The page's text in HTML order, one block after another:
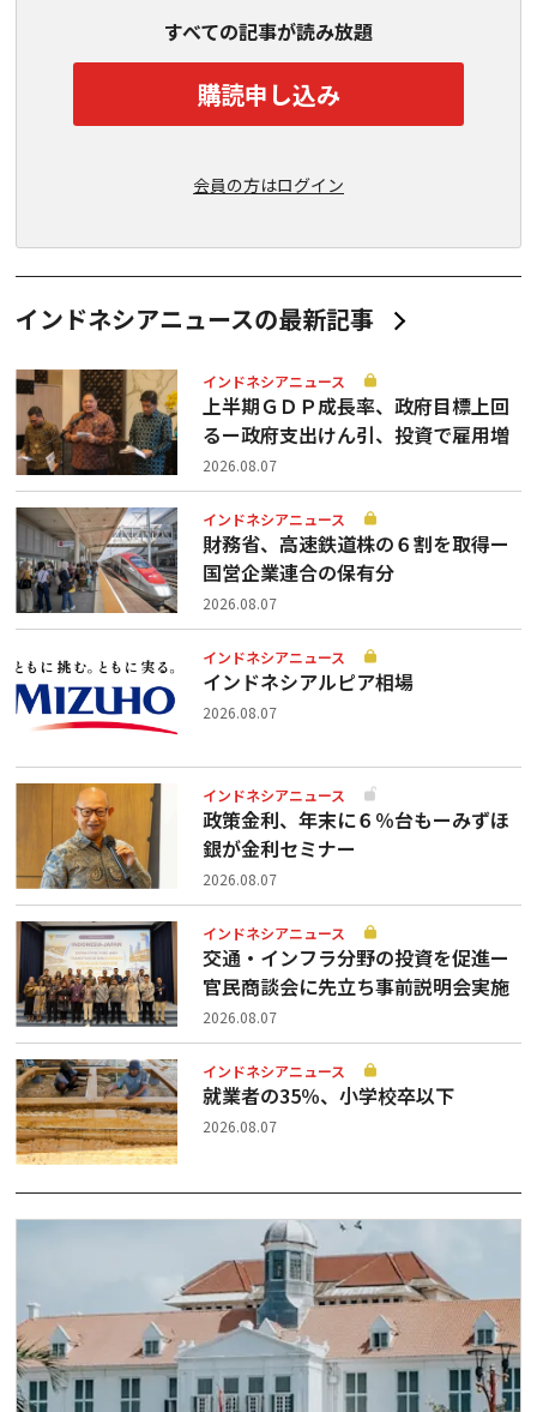
すべての記事が読み放題
購読申し込み
会員の方はログイン
インドネシアニュースの最新記事
インドネシアニュース
上半期ＧＤＰ成長率、政府目標上回
るー政府支出けん引、投資で雇用増
2026.08.07
インドネシアニュース
財務省、高速鉄道株の６割を取得ー
国営企業連合の保有分
2026.08.07
インドネシアニュース
インドネシアルピア相場
2026.08.07
インドネシアニュース
政策金利、年末に６％台もーみずほ
銀が金利セミナー
2026.08.07
インドネシアニュース
交通・インフラ分野の投資を促進ー
官民商談会に先立ち事前説明会実施
2026.08.07
インドネシアニュース
就業者の35％、小学校卒以下
2026.08.07